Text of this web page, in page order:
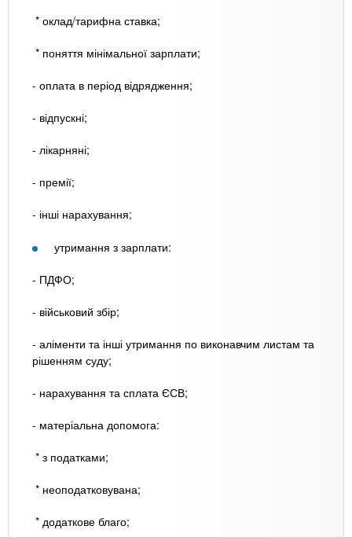
* оклад/тарифна ставка;
* поняття мінімальної зарплати;
- оплата в період відрядження;
- відпускні;
- лікарняні;
- премії;
- інші нарахування;
утримання з зарплати:
- ПДФО;
- військовий збір;
- аліменти та інші утримання по виконавчим листам та
рішенням суду;
- нарахування та сплата ЄСВ;
- матеріальна допомога:
* з податками;
* неоподатковувана;
* додаткове благо;